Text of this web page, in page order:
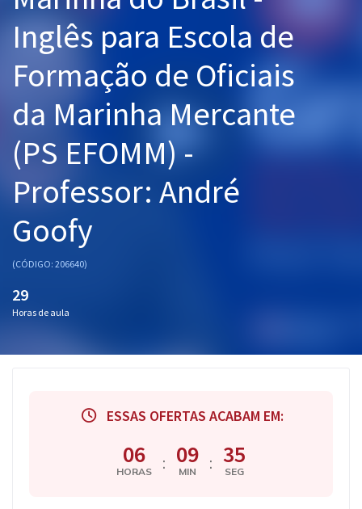
Graduação
Mentorias
Questões grátis
Conteúdo gratuito
Blog
Aprovados
Atendimento
Inglês para Escola de
Formação de Oficiais
da Marinha Mercante
(PS EFOMM) -
Professor: André
Goofy
(CÓDIGO: 206640)
29
Horas de aula
ESSAS OFERTAS ACABAM EM:
06
HORAS : 09
MIN : 34
SEG